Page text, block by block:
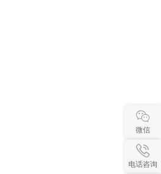
微信
电话咨询